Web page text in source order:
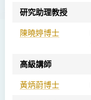
研究助理教授
陳曉婷博士
高級講師
黃炳蔚博士